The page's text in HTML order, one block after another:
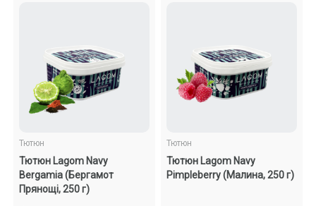
Тютюн
Тютюн Lagom Navy
Bergamia (Бергамот
Прянощі, 250 г)
Тютюн
Тютюн Lagom Navy
Pimpleberry (Малина, 250 г)